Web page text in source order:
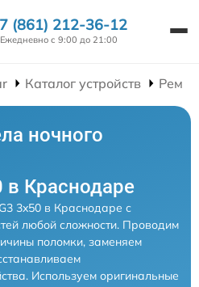
(861) 212-36-12
Ежедневно с 9:00 до 21:00
Каталог устройств
ночного
в Краснодаре
3x50 в Краснодаре с
любой сложности. Проводим
поломки, заменяем
Используем оригинальные